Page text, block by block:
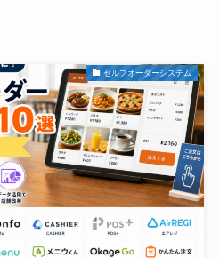
セルフオーダーシステム